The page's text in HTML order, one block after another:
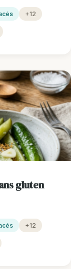
+12
gluten
+12